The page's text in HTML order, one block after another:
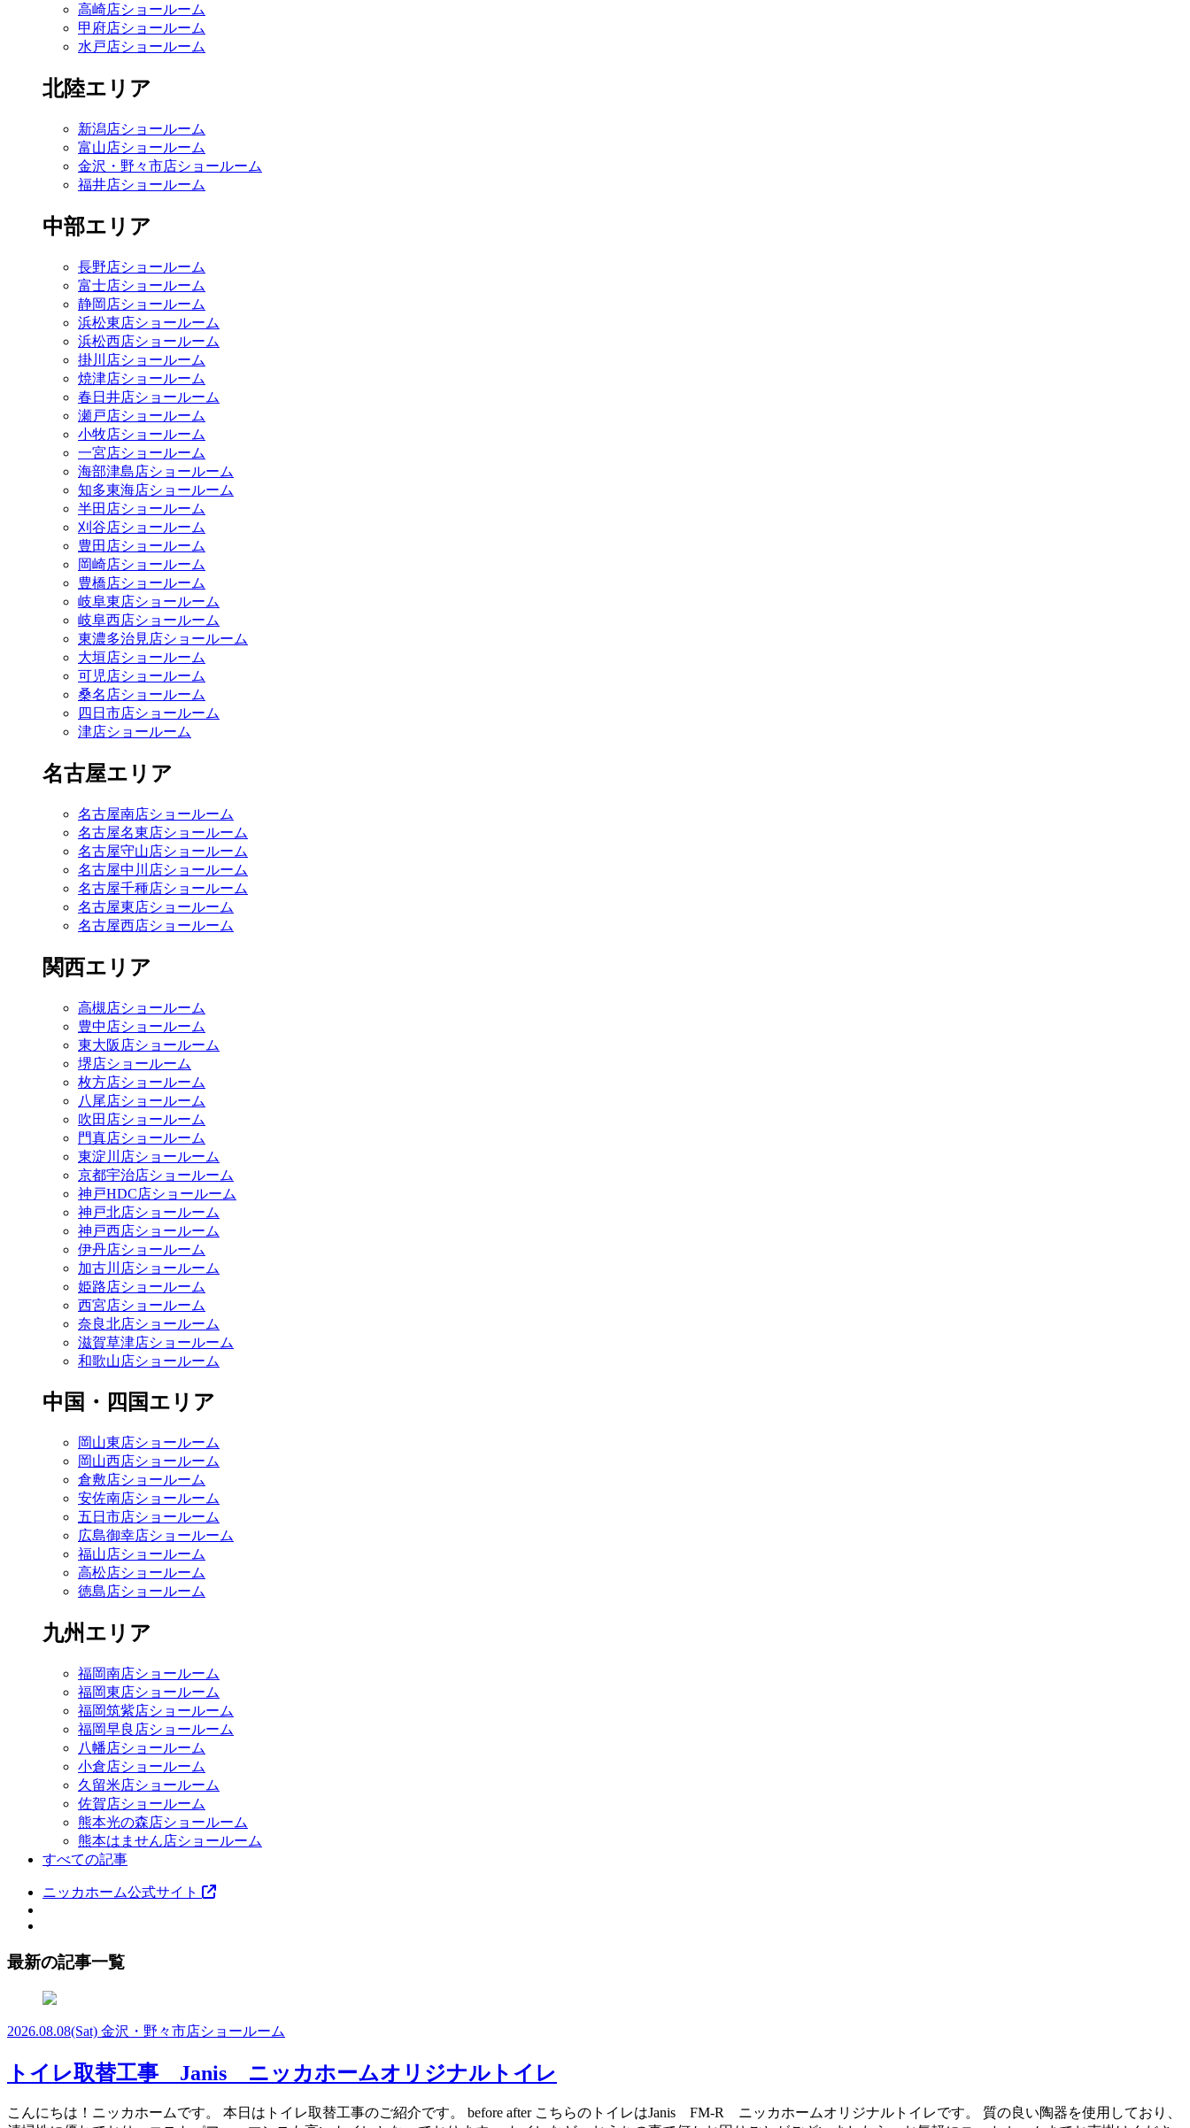
高崎店ショールーム
甲府店ショールーム
水戸店ショールーム
北陸エリア
新潟店ショールーム
富山店ショールーム
金沢・野々市店ショールーム
福井店ショールーム
中部エリア
長野店ショールーム
富士店ショールーム
静岡店ショールーム
浜松東店ショールーム
浜松西店ショールーム
掛川店ショールーム
焼津店ショールーム
春日井店ショールーム
瀬戸店ショールーム
小牧店ショールーム
一宮店ショールーム
海部津島店ショールーム
知多東海店ショールーム
半田店ショールーム
刈谷店ショールーム
豊田店ショールーム
岡崎店ショールーム
豊橋店ショールーム
岐阜東店ショールーム
岐阜西店ショールーム
東濃多治見店ショールーム
大垣店ショールーム
可児店ショールーム
桑名店ショールーム
四日市店ショールーム
津店ショールーム
名古屋エリア
名古屋南店ショールーム
名古屋名東店ショールーム
名古屋守山店ショールーム
名古屋中川店ショールーム
名古屋千種店ショールーム
名古屋東店ショールーム
名古屋西店ショールーム
関西エリア
高槻店ショールーム
豊中店ショールーム
東大阪店ショールーム
堺店ショールーム
枚方店ショールーム
八尾店ショールーム
吹田店ショールーム
門真店ショールーム
東淀川店ショールーム
京都宇治店ショールーム
神戸HDC店ショールーム
神戸北店ショールーム
神戸西店ショールーム
伊丹店ショールーム
加古川店ショールーム
姫路店ショールーム
西宮店ショールーム
奈良北店ショールーム
滋賀草津店ショールーム
和歌山店ショールーム
中国・四国エリア
岡山東店ショールーム
岡山西店ショールーム
倉敷店ショールーム
安佐南店ショールーム
五日市店ショールーム
広島御幸店ショールーム
福山店ショールーム
高松店ショールーム
徳島店ショールーム
九州エリア
福岡南店ショールーム
福岡東店ショールーム
福岡筑紫店ショールーム
福岡早良店ショールーム
八幡店ショールーム
小倉店ショールーム
久留米店ショールーム
佐賀店ショールーム
熊本光の森店ショールーム
熊本はません店ショールーム
すべての記事
ニッカホーム公式サイト
最新の記事一覧
2026.08.08(Sat) 金沢・野々市店ショールーム
トイレ取替工事 Janis ニッカホームオリジナルトイレ
こんにちは！ニッカホームです。 本日はトイレ取替工事のご紹介です。 before after こちらのトイレはJanis FM-R ニッカホームオリジナルトイレです。 質の良い陶器を使用しており、